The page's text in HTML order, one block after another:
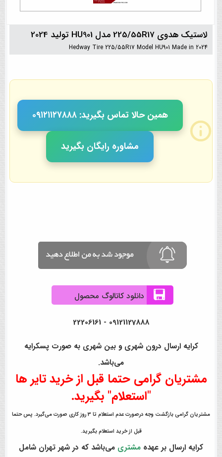
لاستیک هدوی 225/55R17 مدل HU901 تولید 2024
Hedway Tire 225/55R17 Model HU901 Made in 2024
همین حالا تماس بگیرید: ٠٩١٢١١٢٧٨٨٨
مشاوره رایگان بگیرید
دانلود کاتالوگ محصول
09121127888 - 22206161
کرایه ارسال درون شهری و بین شهری به صورت پسکرایه
می‌باشد.
مشتریان گرامی حتما قبل از خرید تایر ها
"استعلام" بگیرید.
مشتریان گرامی بازگشت وجه درصورت عدم استعلام تا 3 روز کاری صورت می‌گیرد. پس حتما
قبل از خرید استعلام بگیرید.
کرایه ارسال بر عهده مشتری می‌باشد که در شهر تهران شامل